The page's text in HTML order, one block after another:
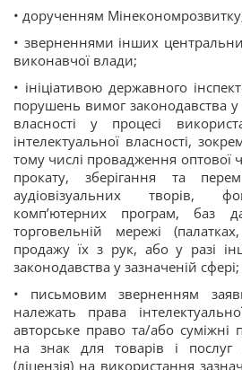
• дорученням
• зверненнями інших
виконавчої влади;
• ініціативою державного
порушень вимог законодавства у
власності у процесі
інтелектуальної власності,
тому числі провадження оптової
прокату, зберігання та
аудіовізуальних творів,
комп’ютерних програм, баз
торговельній мережі
продажу їх з рук, або у разі
законодавства у зазначеній сфері;
• письмовим зверненням
належать права
авторське право та/або
на знак для товарів і послуг
(ліцензія) на використання